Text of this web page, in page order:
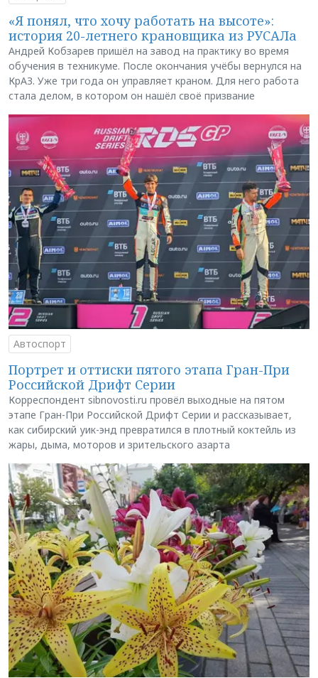
«Я понял, что хочу работать на высоте»:
история 20-летнего крановщика из РУСАЛа
Андрей Кобзарев пришёл на завод на практику во время
обучения в техникуме. После окончания учёбы вернулся на
КрАЗ. Уже три года он управляет краном. Для него работа
стала делом, в котором он нашёл своё призвание
Автоспорт
Портрет и оттиски пятого этапа Гран-При
Российской Дрифт Серии
Корреспондент sibnovosti.ru провёл выходные на пятом
этапе Гран-При Российской Дрифт Серии и рассказывает,
как сибирский уик-энд превратился в плотный коктейль из
жары, дыма, моторов и зрительского азарта